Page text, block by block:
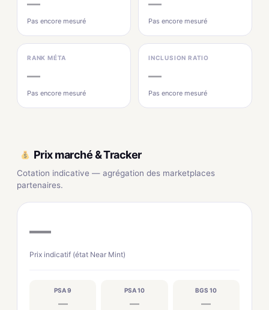
—
Pas encore mesuré
—
Pas encore mesuré
RANK MÉTA
—
Pas encore mesuré
INCLUSION RATIO
—
Pas encore mesuré
Prix marché & Tracker
Cotation indicative — agrégation des marketplaces
partenaires.
—
Prix indicatif (état Near Mint)
PSA 9
—
PSA 10
—
BGS 10
—